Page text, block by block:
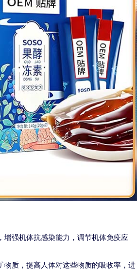
增强机体抗感染能力，调节机体免疫应
物质，提高人体对这些物质的吸收率，进